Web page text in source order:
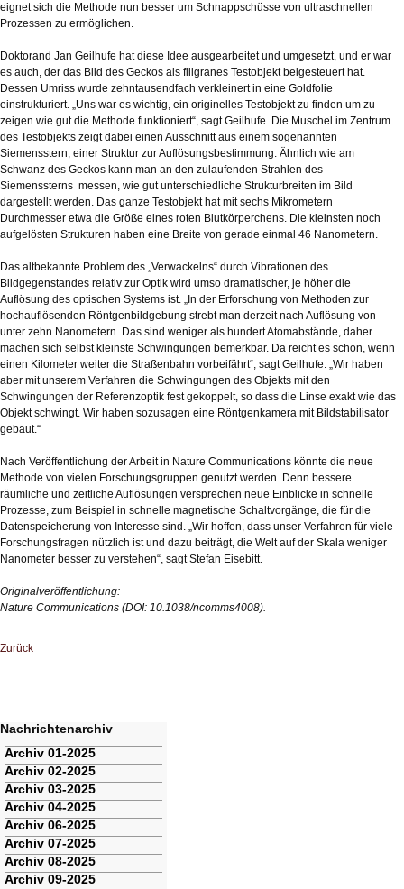
eignet sich die Methode nun besser um Schnappschüsse von ultraschnellen
Prozessen zu ermöglichen.
Doktorand Jan Geilhufe hat diese Idee ausgearbeitet und umgesetzt, und er war
es auch, der das Bild des Geckos als filigranes Testobjekt beigesteuert hat.
Dessen Umriss wurde zehntausendfach verkleinert in eine Goldfolie
einstrukturiert. „Uns war es wichtig, ein originelles Testobjekt zu finden um zu
zeigen wie gut die Methode funktioniert“, sagt Geilhufe. Die Muschel im Zentrum
des Testobjekts zeigt dabei einen Ausschnitt aus einem sogenannten
Siemensstern, einer Struktur zur Auflösungsbestimmung. Ähnlich wie am
Schwanz des Geckos kann man an den zulaufenden Strahlen des
Siemenssterns messen, wie gut unterschiedliche Strukturbreiten im Bild
dargestellt werden. Das ganze Testobjekt hat mit sechs Mikrometern
Durchmesser etwa die Größe eines roten Blutkörperchens. Die kleinsten noch
aufgelösten Strukturen haben eine Breite von gerade einmal 46 Nanometern.
Das altbekannte Problem des „Verwackelns“ durch Vibrationen des
Bildgegenstandes relativ zur Optik wird umso dramatischer, je höher die
Auflösung des optischen Systems ist. „In der Erforschung von Methoden zur
hochauflösenden Röntgenbildgebung strebt man derzeit nach Auflösung von
unter zehn Nanometern. Das sind weniger als hundert Atomabstände, daher
machen sich selbst kleinste Schwingungen bemerkbar. Da reicht es schon, wenn
einen Kilometer weiter die Straßenbahn vorbeifährt“, sagt Geilhufe. „Wir haben
aber mit unserem Verfahren die Schwingungen des Objekts mit den
Schwingungen der Referenzoptik fest gekoppelt, so dass die Linse exakt wie das
Objekt schwingt. Wir haben sozusagen eine Röntgenkamera mit Bildstabilisator
gebaut.“
Nach Veröffentlichung der Arbeit in Nature Communications könnte die neue
Methode von vielen Forschungsgruppen genutzt werden. Denn bessere
räumliche und zeitliche Auflösungen versprechen neue Einblicke in schnelle
Prozesse, zum Beispiel in schnelle magnetische Schaltvorgänge, die für die
Datenspeicherung von Interesse sind. „Wir hoffen, dass unser Verfahren für viele
Forschungsfragen nützlich ist und dazu beiträgt, die Welt auf der Skala weniger
Nanometer besser zu verstehen“, sagt Stefan Eisebitt.
Originalveröffentlichung:
Nature Communications (DOI: 10.1038/ncomms4008).
Zurück
Nachrichtenarchiv
Navigation
überspringen
Archiv 01-2025
Archiv 02-2025
Archiv 03-2025
Archiv 04-2025
Archiv 06-2025
Archiv 07-2025
Archiv 08-2025
Archiv 09-2025